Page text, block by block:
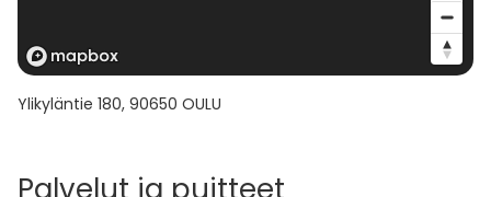
Ylikyläntie 180, 90650 OULU